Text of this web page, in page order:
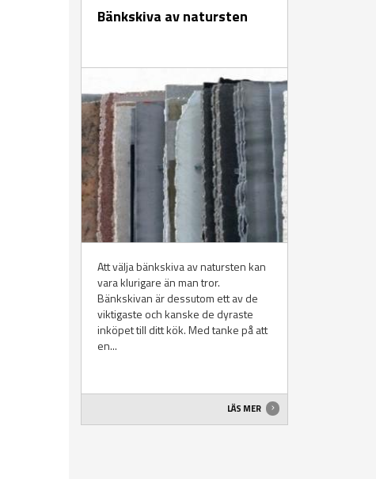
Bänkskiva av natursten
Att välja bänkskiva av natursten kan
vara klurigare än man tror.
Bänkskivan är dessutom ett av de
viktigaste och kanske de dyraste
inköpet till ditt kök. Med tanke på att
en...
LÄS MER